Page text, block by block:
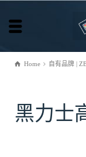
Home 自有品牌 |
黑力士